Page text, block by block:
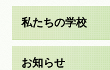
私たちの学校
お知らせ